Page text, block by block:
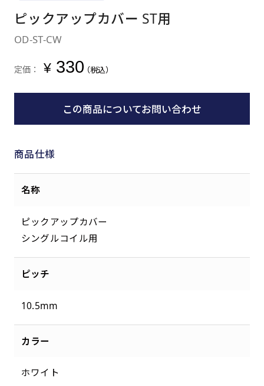
ピックアップカバー ST用
OD-ST-CW
定価： ¥330（税込）
この商品についてお問い合わせ
商品仕様
名称
ピックアップカバー
シングルコイル用
ピッチ
10.5mm
カラー
ホワイト